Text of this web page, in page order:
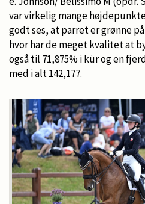
var virkelig mange
godt ses, at parret er grønne
hvor har de meget kvalitet at
også til 71,875% i kür og en
med i alt 142,177.